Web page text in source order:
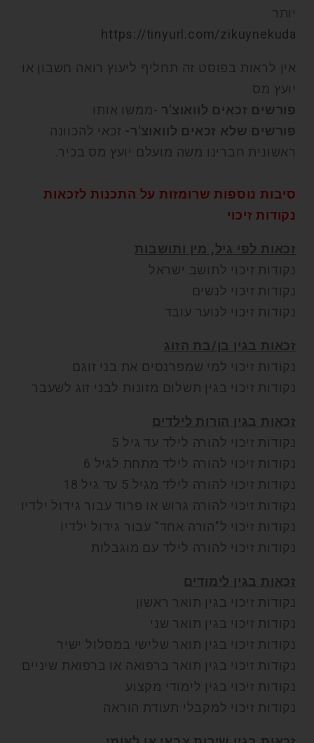
יותר
https://tinyurl.com/zikuynekuda
אין לראות בפוסט זה תחליף ליעוץ רואה חשבון או
יועץ מס
פורשים זכאים לוואוצ'ר -ממשו אותו
פורשים שלא זכאים לוואוצ'ר- זכאי להכוונה
ראשונית חברינו משה מועלם יועץ מס בכיר.
סיבות נוספות שרומזות על התכנות לזכאות
נקודות זיכוי
זכאות לפי גיל, מין ותושבות
נקודות זיכוי לתושב ישראל
נקודות זיכוי לנשים
נקודות זיכוי לנוער עובד
זכאות בגין בן/בת הזוג
נקודות זיכוי למי שמפרנסים את בני זוגם
נקודות זיכוי בגין תשלום מזונות לבני זוג לשעבר
זכאות בגין הורות לילדים
נקודות זיכוי להורה לילד עד גיל 5
נקודות זיכוי להורה לילד מתחת לגיל 6
נקודות זיכוי להורה לילד מגיל 5 עד גיל 18
נקודות זיכוי להורה גרוש או פרוד עבור גידול ילדיו
נקודות זיכוי ל"הורה אחד" עבור גידול ילדיו
נקודות זיכוי להורה לילד עם מוגבלות
זכאות בגין לימודים
נקודות זיכוי בגין תואר ראשון
נקודות זיכוי בגין תואר שני
נקודות זיכוי בגין תואר שלישי במסלול ישיר
נקודות זיכוי בגין תואר ברפואה או ברפואת שיניים
נקודות זיכוי בגין לימודי מקצוע
נקודות זיכוי למקבלי תעודת הוראה